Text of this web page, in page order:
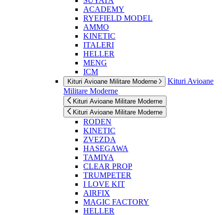
ACADEMY
RYEFIELD MODEL
AMMO
KINETIC
ITALERI
HELLER
MENG
ICM
Kituri Avioane Militare Moderne
Kituri Avioane
Militare Moderne
Kituri Avioane Militare Moderne
Kituri Avioane Militare Moderne
RODEN
KINETIC
ZVEZDA
HASEGAWA
TAMIYA
CLEAR PROP
TRUMPETER
I LOVE KIT
AIRFIX
MAGIC FACTORY
HELLER